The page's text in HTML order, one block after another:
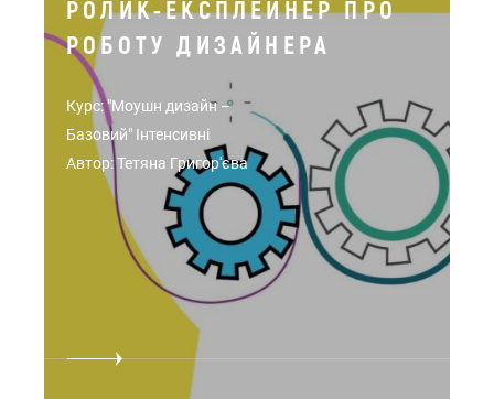
РОЛИК-ЕКСПЛЕЙНЕР ПРО
РОБОТУ ДИЗАЙНЕРА
Курс: "Моушн дизайн –
Базовий" Інтенсивні
Автор: Тетяна Григор'єва